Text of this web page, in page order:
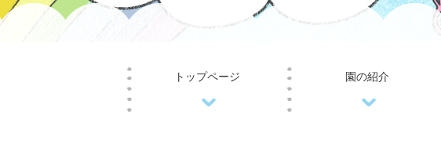
トップページ 園の紹介